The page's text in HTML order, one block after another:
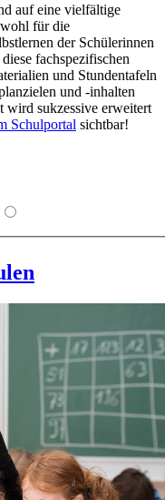
auf eine vielfältige
für die
der Schülerinnen
fachspezifischen
und Stundentafeln
und -inhalten
wird sukzessive erweitert
Schulportal sichtbar!